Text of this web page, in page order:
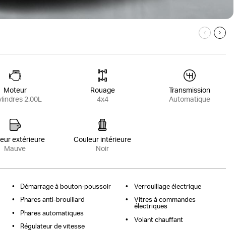
Moteur
2.00L
Rouage
4x4
Transmission
Automatique
extérieure
Mauve
Couleur intérieure
Noir
Démarrage à bouton-poussoir
Phares anti-brouillard
Phares automatiques
Régulateur de vitesse
Verrouillage électrique
Vitres à commandes
électriques
Volant chauffant